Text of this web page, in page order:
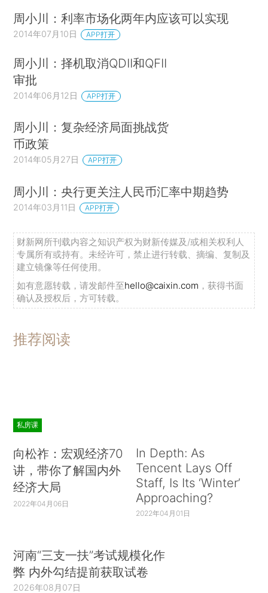
周小川：利率市场化两年内应该可以实现
2014年07月10日 APP打开
周小川：择机取消QDII和QFII
审批
2014年06月12日 APP打开
周小川：复杂经济局面挑战货
币政策
2014年05月27日 APP打开
周小川：央行更关注人民币汇率中期趋势
2014年03月11日 APP打开
财新网所刊载内容之知识产权为财新传媒及/或相关权利人
专属所有或持有。未经许可，禁止进行转载、摘编、复制及
建立镜像等任何使用。
如有意愿转载，请发邮件至hello@caixin.com ，获得书面
确认及授权后，方可转载。
推荐阅读
私房课
向松祚：宏观经济70
讲，带你了解国内外
经济大局
2022年04月06日
In Depth: As
Tencent Lays Off
Staff, Is Its ‘Winter’
Approaching?
2022年04月01日
河南“三支一扶”考试规模化作
弊 内外勾结提前获取试卷
2026年08月07日